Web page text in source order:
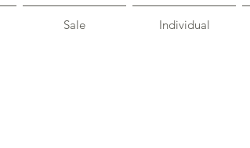
Sale Individual